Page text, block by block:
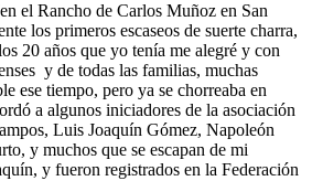
el Rancho de Carlos Muñoz en San
los primeros escaseos de suerte charra,
20 años que yo tenía me alegré y con
y de todas las familias, muchas
ese tiempo, pero ya se chorreaba en
a algunos iniciadores de la asociación
Luis Joaquín Gómez, Napoleón
y muchos que se escapan de mi
y fueron registrados en la Federación